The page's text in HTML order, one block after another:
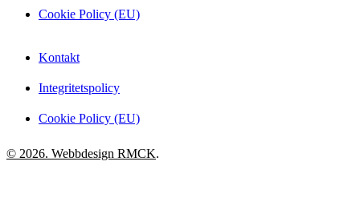
Cookie Policy (EU)
Kontakt
Integritetspolicy
Cookie Policy (EU)
© 2026. Webbdesign RMCK.